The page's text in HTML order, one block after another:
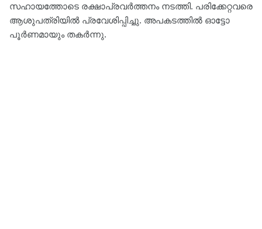
സഹായത്തോടെ രക്ഷാപ്രവർത്തനം നടത്തി. പരിക്കേറ്റവരെ
ആശുപത്രിയിൽ പ്രവേശിപ്പിച്ചു. അപകടത്തില്‍ ഓട്ടോ
പൂര്‍ണമായും തകര്‍ന്നു.